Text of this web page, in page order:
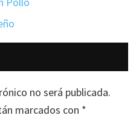
no será publicada.
marcados con *